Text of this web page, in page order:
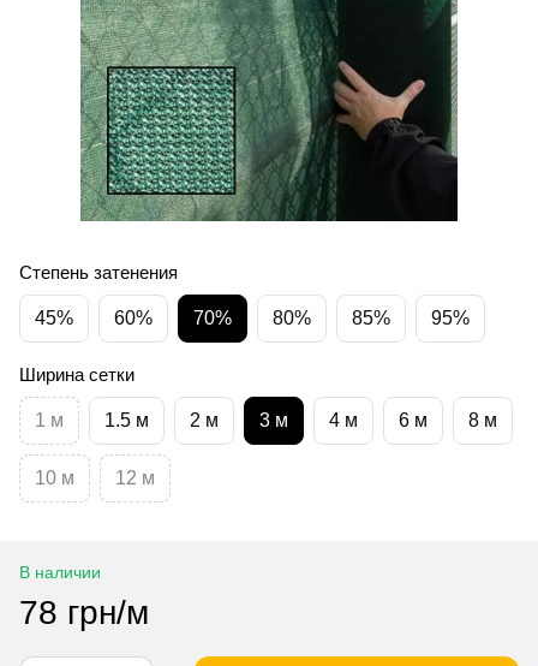
Степень затенения
45% 60% 70% 80% 85% 95%
Ширина сетки
1 м 1.5 м 2 м 3 м 4 м 6 м 8 м
10 м 12 м
В наличии
78 грн/м